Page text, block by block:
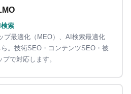
索
プ最適化（MEO）、AI検索最適化
ら。技術SEO・コンテンツSEO・被
で対応します。